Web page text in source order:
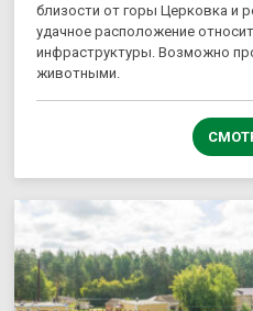
близости от горы Церковка и
удачное расположение
инфраструктуры. Возможно
животными.